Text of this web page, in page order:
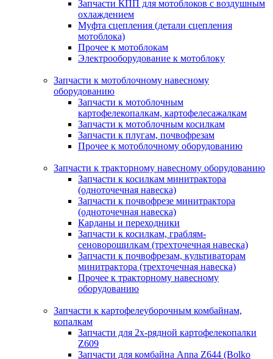
Запчасти КПП для мотоблоков с воздушным
охлаждением
Муфта сцепления (детали сцепления
мотоблока)
Прочее к мотоблокам
Электрооборудование к мотоблоку
Запчасти к мотоблочному навесному
оборудованию
Запчасти к мотоблочным
картофелекопалкам, картофелесажалкам
Запчасти к мотоблочным косилкам
Запчасти к плугам, почвофрезам
Прочее к мотоблочному оборудованию
Запчасти к тракторному навесному оборудованию
Запчасти к косилкам минитрактора
(одноточечная навеска)
Запчасти к почвофрезе минитрактора
(одноточечная навеска)
Карданы и переходники
Запчасти к косилкам, граблям-
сеноворошилкам (трехточечная навеска)
Запчасти к почвофрезам, культиваторам
минитрактора (трехточечная навеска)
Прочее к тракторному навесному
оборудованию
Запчасти к картофелеуборочным комбайнам,
копалкам
Запчасти для 2х-рядной картофелекопалки
Z609
Запчасти для комбайна Anna Z644 (Bolko